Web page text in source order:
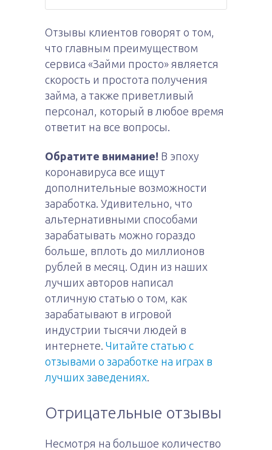
Отзывы клиентов говорят о том,
что главным преимуществом
сервиса «Займи просто» является
скорость и простота получения
займа, а также приветливый
персонал, который в любое время
ответит на все вопросы.
Обратите внимание! В эпоху
коронавируса все ищут
дополнительные возможности
заработка. Удивительно, что
альтернативными способами
зарабатывать можно гораздо
больше, вплоть до миллионов
рублей в месяц. Один из наших
лучших авторов написал
отличную статью о том, как
зарабатывают в игровой
индустрии тысячи людей в
интернете. Читайте статью с
отзывами о заработке на играх в
лучших заведениях.
Отрицательные отзывы
Несмотря на большое количество